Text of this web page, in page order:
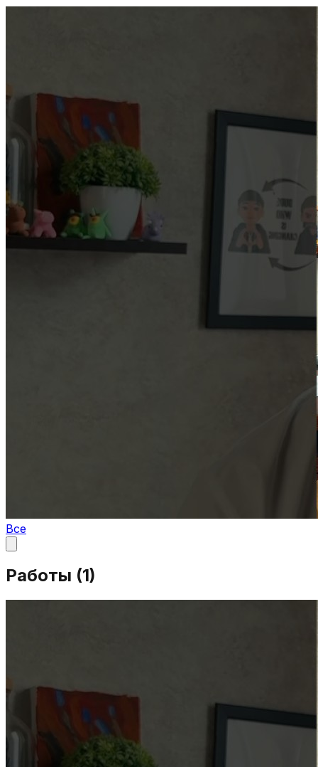
Все
Работы (1)